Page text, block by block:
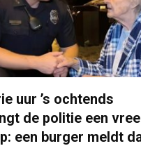
uur ’s ochtends
de politie een
een burger meldt